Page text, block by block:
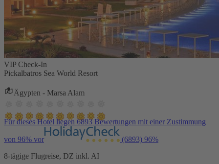
VIP Check-In
Pickalbatros Sea World Resort
Ägypten - Marsa Alam
Für dieses Hotel liegen 6893 Bewertungen mit einer Zustimmung
von 96% vor (6893) 96%
8-tägige Flugreise, DZ inkl. AI